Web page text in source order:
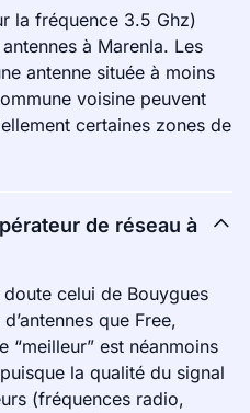
la fréquence 3.5 Ghz)
à Marenla. Les
antenne située à moins
voisine peuvent
certaines zones de
de réseau à
celui de Bouygues
que Free,
“meilleur” est néanmoins
la qualité du signal
(fréquences radio,